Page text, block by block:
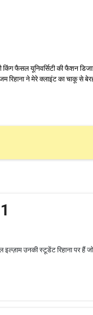
फैसल यूनिवर्सिटी की फैशन
रिहाना ने मेरे क्लाइंट का चाकू से
उनकी स्टूडेंट रिहाना पर हैं जो